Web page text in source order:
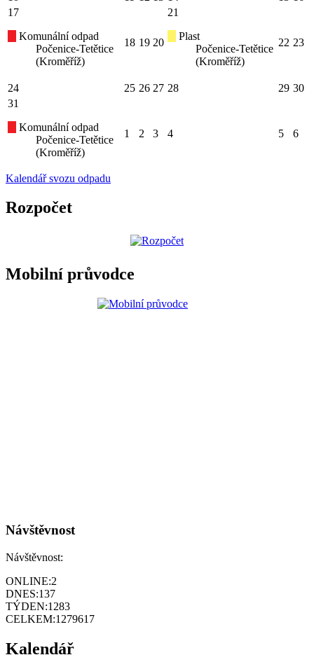
17
Komunální odpad
Počenice-Tetětice
(Kroměříž)
18 19 20
21
Plast
Počenice-Tetětice
(Kroměříž)
22 23
24 25 26 27 28 29 30
31
Komunální odpad
Počenice-Tetětice
(Kroměříž)
1 2 3 4 5 6
Kalendář svozu odpadu
Rozpočet
Mobilní průvodce
Návštěvnost
Návštěvnost:
ONLINE:2
DNES:137
TÝDEN:1283
CELKEM:1279617
Kalendář